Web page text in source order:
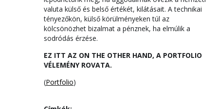
valuta külső és belső értékét, kilátásait. A technikai
tényezőkön, külső körülményeken túl az
kölcsönözhet bizalmat a pénznek, ha elmúlik a
sodródás érzése.
EZ ITT AZ ON THE OTHER HAND, A PORTFOLIO
VÉLEMÉNY ROVATA.
(Portfolio)